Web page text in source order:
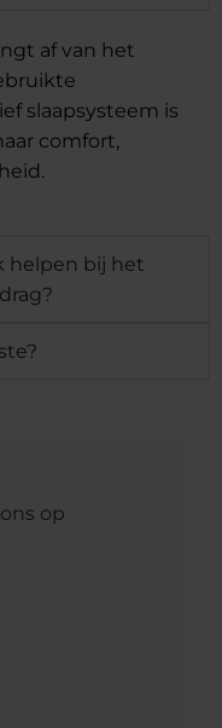
af van het
slaapsysteem is
comfort,
helpen bij het
op